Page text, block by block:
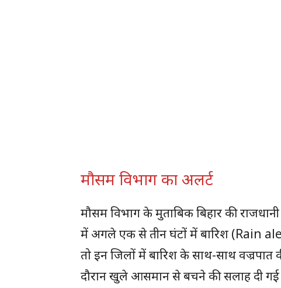
मौसम विभाग का अलर्ट
मौसम विभाग के मुताबिक बिहार की
में अगले एक से तीन घंटों में बारिश (Rain
तो इन जिलों में बारिश के साथ-साथ
दौरान खुले आसमान से बचने की सलाह दी गई